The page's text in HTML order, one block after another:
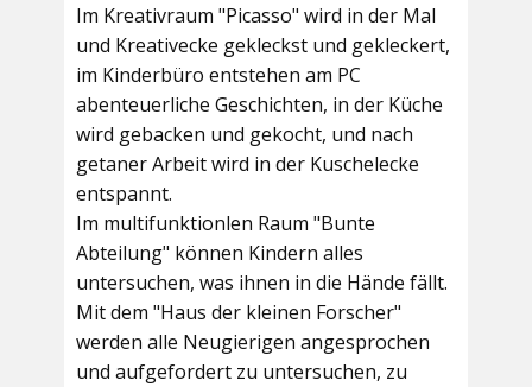
Im Kreativraum "Picasso" wird in der Mal
und Kreativecke gekleckst und gekleckert,
im Kinderbüro entstehen am PC
abenteuerliche Geschichten, in der Küche
wird gebacken und gekocht, und nach
getaner Arbeit wird in der Kuschelecke
entspannt.
Im multifunktionlen Raum "Bunte
Abteilung" können Kindern alles
untersuchen, was ihnen in die Hände fällt.
Mit dem "Haus der kleinen Forscher"
werden alle Neugierigen angesprochen
und aufgefordert zu untersuchen, zu